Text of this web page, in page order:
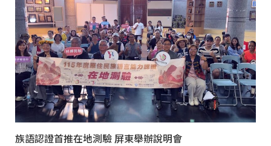
族語認證首推在地測驗 屏東舉辦說明會